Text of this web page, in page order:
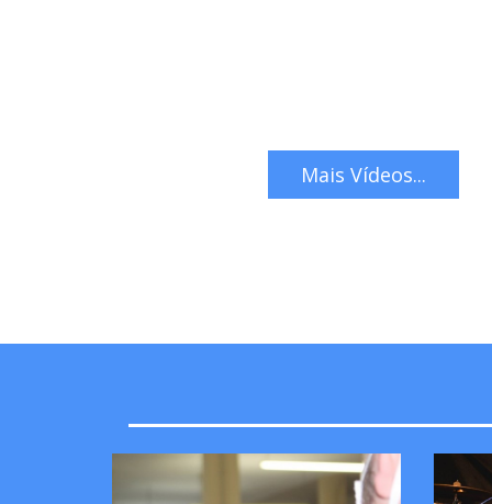
Mais Vídeos...